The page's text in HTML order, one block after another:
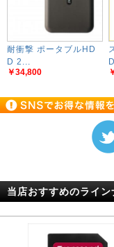
耐衝撃 ポータブルHD
D 2...
￥34,800
当店おすすめのライン